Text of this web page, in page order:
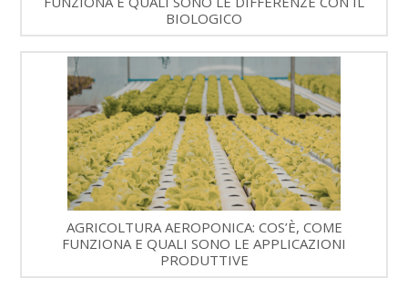
BIOLOGICO
AGRICOLTURA AEROPONICA: COS’È, COME
FUNZIONA E QUALI SONO LE APPLICAZIONI
PRODUTTIVE